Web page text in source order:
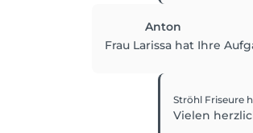
Anton
Frau Larissa hat Ihre
Ströhl Friseure
Vielen